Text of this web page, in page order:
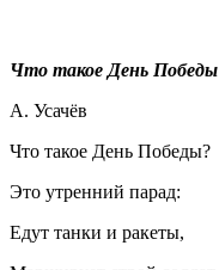
Что такое День Победы
А. Усачёв
Что такое День Победы?
Это утренний парад:
Едут танки и ракеты,